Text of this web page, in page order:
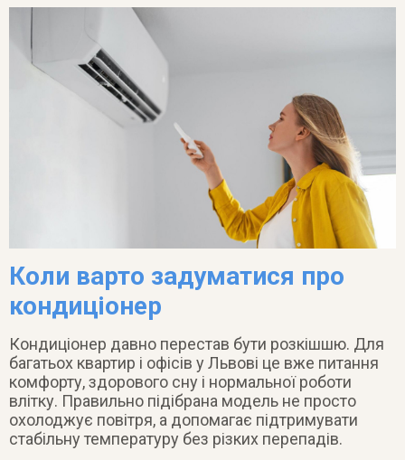
Коли варто задуматися про
кондиціонер
Кондиціонер давно перестав бути розкішшю. Для
багатьох квартир і офісів у Львові це вже питання
комфорту, здорового сну і нормальної роботи
влітку. Правильно підібрана модель не просто
охолоджує повітря, а допомагає підтримувати
стабільну температуру без різких перепадів.